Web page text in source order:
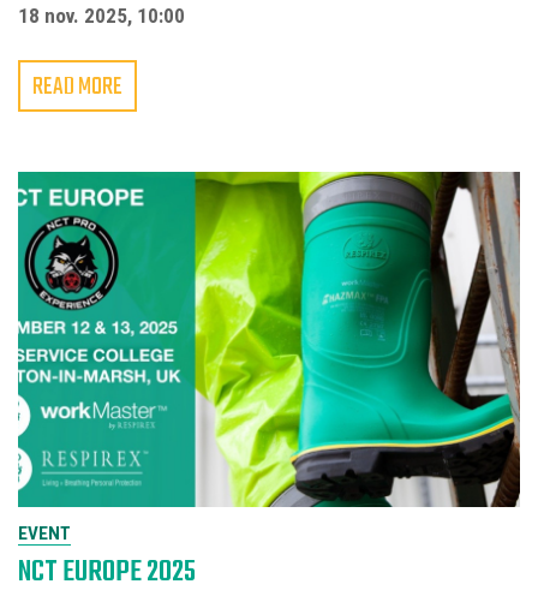
18 nov. 2025, 10:00
READ MORE
EVENT
NCT EUROPE 2025